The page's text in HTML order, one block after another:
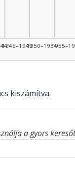
1945–19491950–1954
kiszámítva.
a gyors